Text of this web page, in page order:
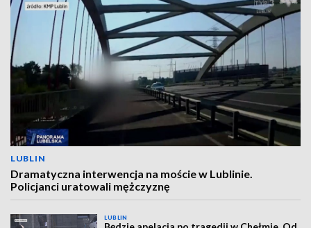
LUBLIN
Dramatyczna interwencja na moście w Lublinie.
Policjanci uratowali mężczyznę
LUBLIN